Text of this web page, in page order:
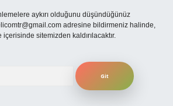
aykırı olduğunu düşündüğünüz
adresine bildirmeniz halinde,
sitemizden kaldırılacaktır.